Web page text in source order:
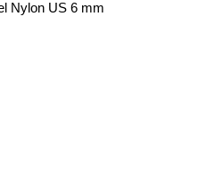
Nylon US 6 mm